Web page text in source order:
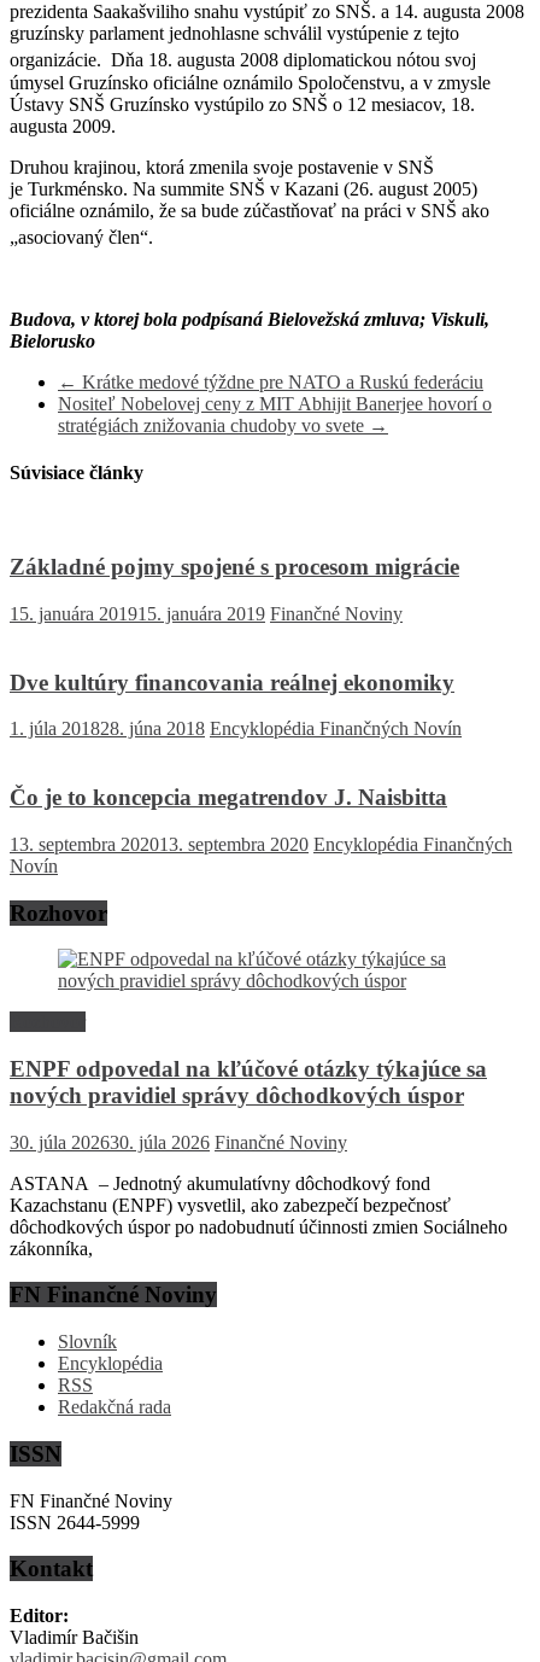
prezidenta Saakašviliho snahu vystúpiť zo SNŠ. a 14. augusta 2008
gruzínsky parlament jednohlasne schválil vystúpenie z tejto
organizácie. Dňa 18. augusta 2008 diplomatickou nótou svoj
úmysel Gruzínsko oficiálne oznámilo Spoločenstvu, a v zmysle
Ústavy SNŠ Gruzínsko vystúpilo zo SNŠ o 12 mesiacov, 18.
augusta 2009.
Druhou krajinou, ktorá zmenila svoje postavenie v SNŠ
je Turkménsko. Na summite SNŠ v Kazani (26. august 2005)
oficiálne oznámilo, že sa bude zúčastňovať na práci v SNŠ ako
„asociovaný člen“.
Budova, v ktorej bola podpísaná Bielovežská zmluva; Viskuli,
Bielorusko
← Krátke medové týždne pre NATO a Ruskú federáciu
Nositeľ Nobelovej ceny z MIT Abhijit Banerjee hovorí o
stratégiách znižovania chudoby vo svete →
Súvisiace články
Základné pojmy spojené s procesom migrácie
15. januára 201915. januára 2019 Finančné Noviny
Dve kultúry financovania reálnej ekonomiky
1. júla 201828. júna 2018 Encyklopédia Finančných Novín
Čo je to koncepcia megatrendov J. Naisbitta
13. septembra 202013. septembra 2020 Encyklopédia Finančných
Novín
Rozhovor
ENPF odpovedal na kľúčové otázky týkajúce sa
nových pravidiel správy dôchodkových úspor
30. júla 202630. júla 2026 Finančné Noviny
ASTANA – Jednotný akumulatívny dôchodkový fond
Kazachstanu (ENPF) vysvetlil, ako zabezpečí bezpečnosť
dôchodkových úspor po nadobudnutí účinnosti zmien Sociálneho
zákonníka,
FN Finančné Noviny
Slovník
Encyklopédia
RSS
Redakčná rada
ISSN
FN Finančné Noviny
ISSN 2644-5999
Kontakt
Editor:
Vladimír Bačišin